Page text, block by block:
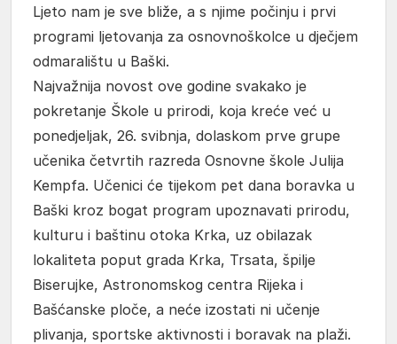
Ljeto nam je sve bliže, a s njime počinju i prvi
programi ljetovanja za osnovnoškolce u dječjem
odmaralištu u Baški.
Najvažnija novost ove godine svakako je
pokretanje Škole u prirodi, koja kreće već u
ponedjeljak, 26. svibnja, dolaskom prve grupe
učenika četvrtih razreda Osnovne škole Julija
Kempfa. Učenici će tijekom pet dana boravka u
Baški kroz bogat program upoznavati prirodu,
kulturu i baštinu otoka Krka, uz obilazak
lokaliteta poput grada Krka, Trsata, špilje
Biserujke, Astronomskog centra Rijeka i
Bašćanske ploče, a neće izostati ni učenje
plivanja, sportske aktivnosti i boravak na plaži.